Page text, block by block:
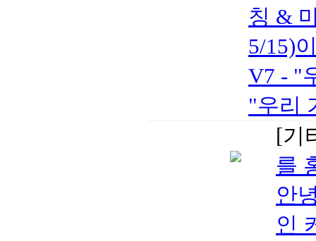
칭 &
5/15)
V7 - "
"우리
[기
를
안
인